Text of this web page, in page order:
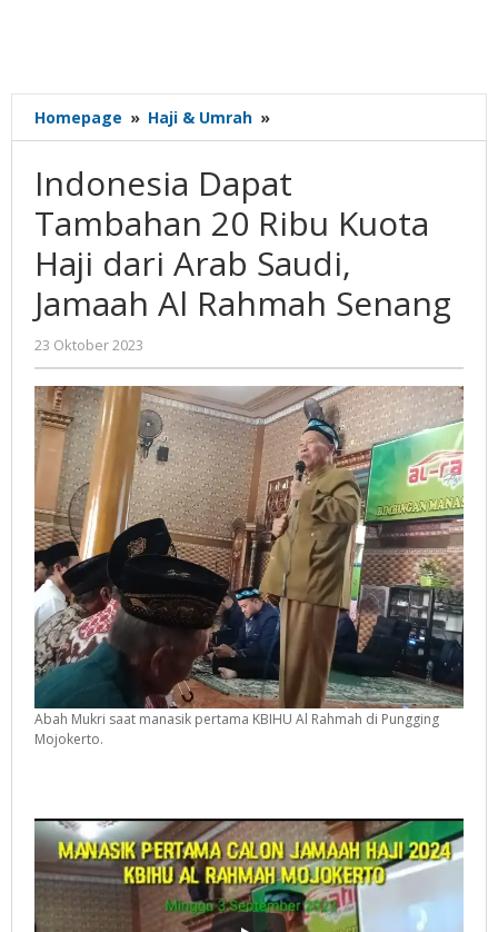
Homepage » Haji & Umrah »
Dapat
20
Ribu
Kuota
Haji
dari
Arab
Al
Rahmah
Senang
Indonesia Dapat
Tambahan 20 Ribu Kuota
Haji dari Arab Saudi,
Jamaah Al Rahmah Senang
23 Oktober 2023
Gatot
Susanto
Abah Mukri saat manasik pertama KBIHU Al Rahmah di Pungging
Mojokerto.